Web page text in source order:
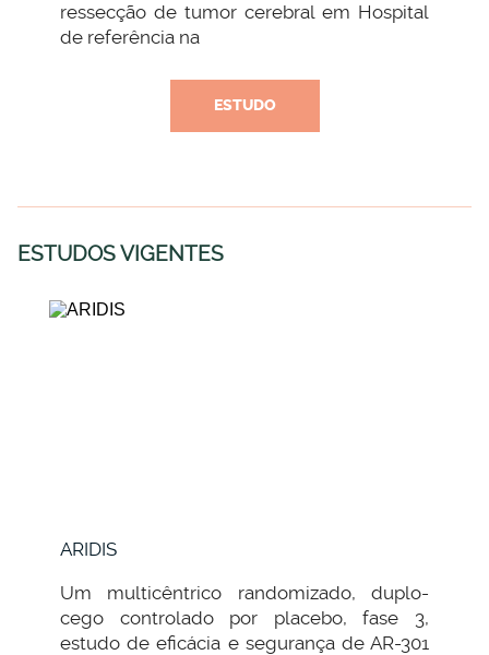
ressecção de tumor cerebral em Hospital
de referência na
ESTUDO
ESTUDOS VIGENTES
ARIDIS
Um multicêntrico randomizado, duplo-
cego controlado por placebo, fase 3,
estudo de eficácia e segurança de AR-301